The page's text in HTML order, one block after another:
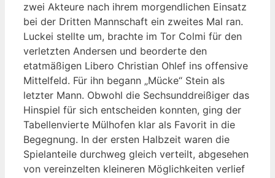
zwei Akteure nach ihrem morgendlichen Einsatz
bei der Dritten Mannschaft ein zweites Mal ran.
Luckei stellte um, brachte im Tor Colmi für den
verletzten Andersen und beorderte den
etatmäßigen Libero Christian Ohlef ins offensive
Mittelfeld. Für ihn begann „Mücke“ Stein als
letzter Mann. Obwohl die Sechsunddreißiger das
Hinspiel für sich entscheiden konnten, ging der
Tabellenvierte Mülhofen klar als Favorit in die
Begegnung. In der ersten Halbzeit waren die
Spielanteile durchweg gleich verteilt, abgesehen
von vereinzelten kleineren Möglichkeiten verlief